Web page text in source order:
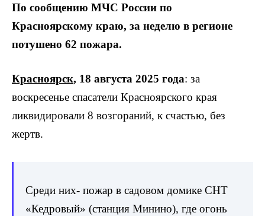
По сообщению МЧС России по
Красноярскому краю, за неделю в регионе
потушено 62 пожара.
Красноярск, 18 августа 2025 года: за
воскресенье спасатели Красноярского края
ликвидировали 8 возгораний, к счастью, без
жертв.
Среди них- пожар в садовом домике СНТ
«Кедровый» (станция Минино), где огонь